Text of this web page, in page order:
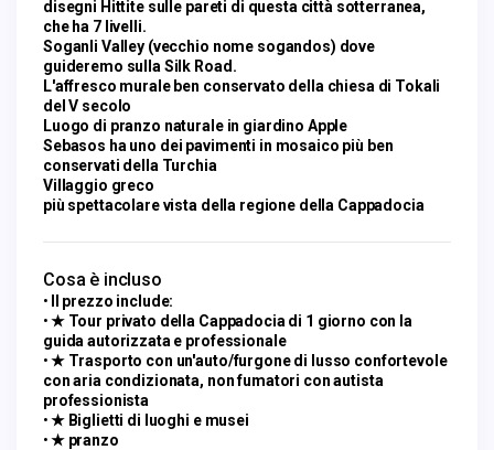
disegni Hittite sulle pareti di questa città sotterranea,
che ha 7 livelli.
Soganli Valley (vecchio nome sogandos) dove
guideremo sulla Silk Road.
L'affresco murale ben conservato della chiesa di Tokali
del V secolo
Luogo di pranzo naturale in giardino Apple
Sebasos ha uno dei pavimenti in mosaico più ben
conservati della Turchia
Villaggio greco
più spettacolare vista della regione della Cappadocia
Cosa è incluso
Il prezzo include:
★ Tour privato della Cappadocia di 1 giorno con la
guida autorizzata e professionale
★ Trasporto con un'auto/furgone di lusso confortevole
con aria condizionata, non fumatori con autista
professionista
★ Biglietti di luoghi e musei
★ pranzo